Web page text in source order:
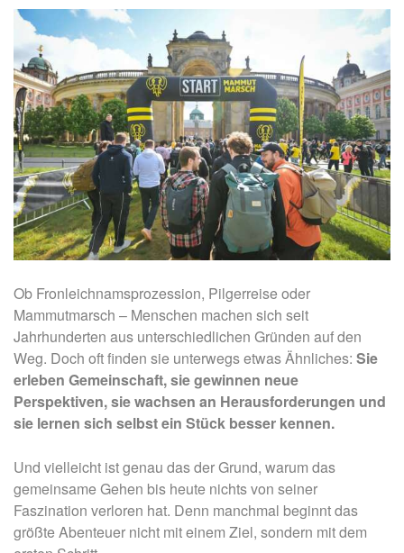
Ob Fronleichnamsprozession, Pilgerreise oder
Mammutmarsch – Menschen machen sich seit
Jahrhunderten aus unterschiedlichen Gründen auf den
Weg. Doch oft finden sie unterwegs etwas Ähnliches: Sie
erleben Gemeinschaft, sie gewinnen neue
Perspektiven, sie wachsen an Herausforderungen und
sie lernen sich selbst ein Stück besser kennen.
Und vielleicht ist genau das der Grund, warum das
gemeinsame Gehen bis heute nichts von seiner
Faszination verloren hat. Denn manchmal beginnt das
größte Abenteuer nicht mit einem Ziel, sondern mit dem